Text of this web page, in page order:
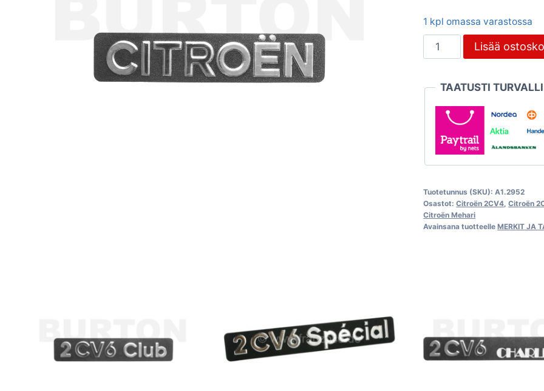
1 kpl omassa varastossa
Citroën
merkki
Lisää
TAATUSTI
Tuotetunnus (SKU):A1.2952
Osastot:Citroën 2CV4 ,Citroën
Citroën Mehari
Avainsana tuotteelleMERKIT JA